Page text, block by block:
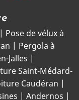
| Pose de vélux à
| Pergola à
Jalles |
Saint-Médard-
Caudéran |
| Andernos |